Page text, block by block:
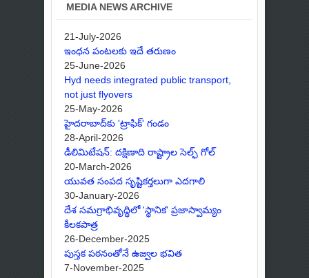
MEDIA NEWS ARCHIVE
21-July-2026
ఇంధన పంటలకు ఇదే తరుణం
25-June-2026
Hyd needs integrated public transport,
not just flyovers
25-May-2026
హైదరాబాద్‌కు 'ట్రాఫిక్' గండం
28-April-2026
డీలిమిటేషన్: దక్షిణాది రాష్ట్రాల సెల్ఫ్ గోల్
20-March-2026
యువత సంపద సృష్టికర్తలుగా ఎదగాలి
30-January-2026
దేశ సమగ్రాభివృద్ధిలో 'స్థానిక' ప్రజాస్వామ్యం
కీలకపాత్ర
26-December-2025
పుస్తక పఠనంతోనే ఉజ్వల భవిత
7-November-2025